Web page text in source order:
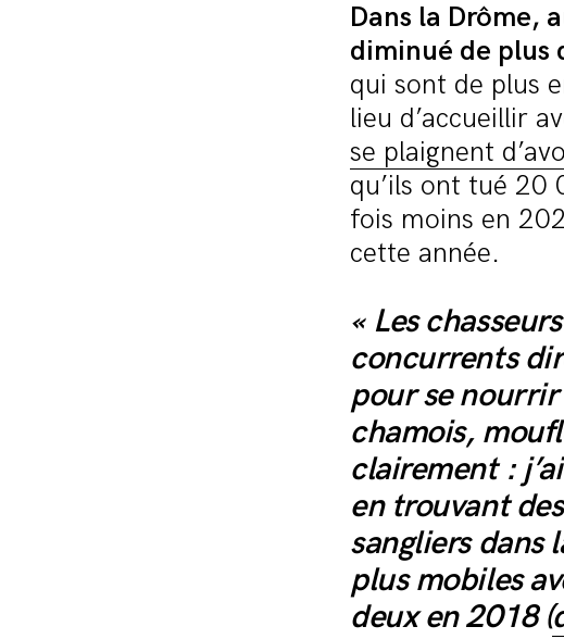
Dans la Drôme,
diminué de plus
qui sont de plus
lieu d’accueillir
se plaignent
qu’ils ont tué 20
fois moins en
cette année.
« Les
concurrents
pour se nourrir
chamois,
clairement :
en trouvant
sangliers dans
plus mobiles
deux en 2018 (